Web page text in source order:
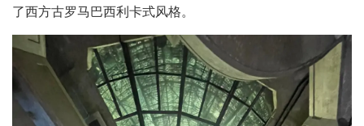
了西方古罗马巴西利卡式风格。